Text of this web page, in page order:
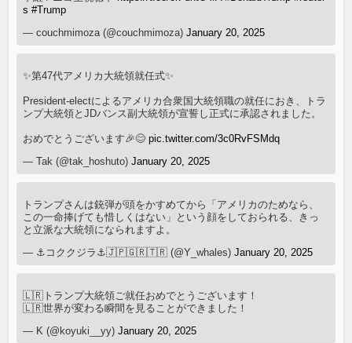
s #Trump
— couchmimoza (@couchmimoza)January 20, 2025
✨第47代アメリカ大統領就任式✨
President-electによるアメリカ合衆国大統領職の就任におき、トラ
ンプ大統領とJDバンス副大統領が宣誓し正式に承認されました。
おめでとうございます🎉😊pic.twitter.com/3c0RvFSMdq
— Tak (@tak_hoshuto)January 20, 2025
トランプさんは銃弾が頭をかすめてから「アメリカのためなら、
この一命捧げても惜しくはない」という顔をしておられる、きっ
と立派な大統領になられますよ。
— ⚓コククジラ⚓🇯🇵🇬🇷🇹🇷 (@Y_whales)January 20, 2025
🇱🇷トランプ大統領ご就任おめでとうございます！
🇱🇷世界が変わる瞬間を見ることができました！
— K (@koyuki__yy)January 20, 2025